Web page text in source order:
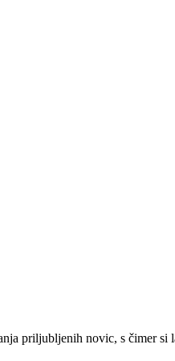
priljubljenih novic, s čimer si